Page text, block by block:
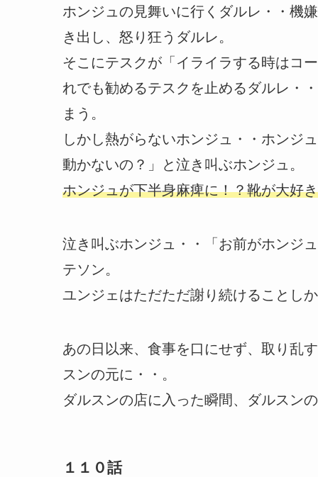
ホンジュの見舞いに行くダルレ・・機
き出し、怒り狂うダルレ。
そこにテスクが「イライラする時はコ
れでも勧めるテスクを止めるダルレ・
まう。
しかし熱がらないホンジュ・・ホンジ
動かないの？」と泣き叫ぶホンジュ。
ホンジュが下半身麻痺に！？靴が大好
泣き叫ぶホンジュ・・「お前がホンジ
テソン。
ユンジェはただただ謝り続けることし
あの日以来、食事を口にせず、取り乱
スンの元に・・。
ダルスンの店に入った瞬間、ダルスン
１１０話